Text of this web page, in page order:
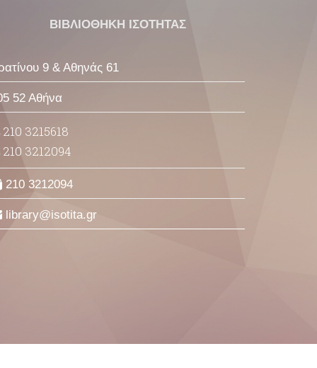
ΒΙΒΛΙΟΘΗΚΗ ΙΣΟΤΗΤΑΣ
9 & Αθηνάς 61
52 Αθήνα
210 3215618
210 3212094
210 3212094
library isotita gr